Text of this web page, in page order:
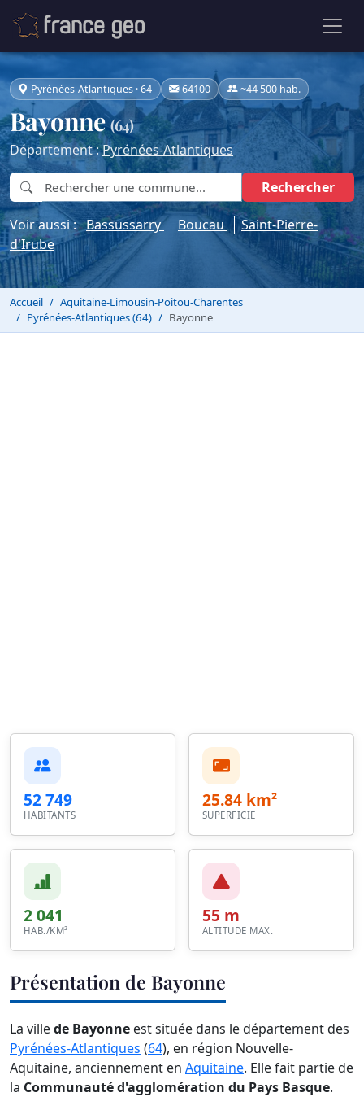
Pyrénées-Atlantiques · 64 64100 ~44 500 hab.
Bayonne(64)
Département :Pyrénées-Atlantiques
Rechercher
Voir aussi :Bassussarry Boucau
Saint-Pierre-
d'Irube
Accueil
Aquitaine-Limousin-Poitou-Charentes
Pyrénées-Atlantiques (64)
Bayonne
52 749
HABITANTS
25.84 km²
SUPERFICIE
2 041
HAB./KM²
55 m
ALTITUDE MAX.
Présentation de Bayonne
La villede Bayonne est située dans le département des
Pyrénées-Atlantiques (64), en région Nouvelle-
Aquitaine, anciennement en Aquitaine. Elle fait partie de
la Communauté d'agglomération du Pays Basque.